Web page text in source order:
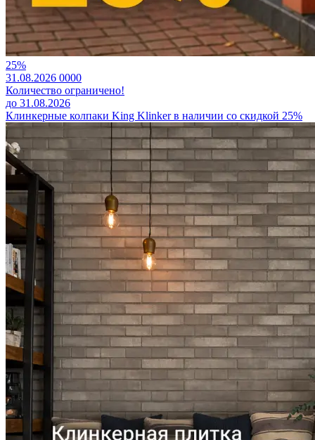
25%
31.08.2026 0000
Количество ограничено!
до 31.08.2026
Клинкерные колпаки King Klinker в наличии со скидкой 25%